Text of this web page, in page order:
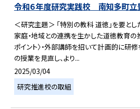
令和６年度研究実践校 南知多町立
＜研究主題＞ 「特別の教科 道徳」を要と
家庭・地域との連携を生かした道徳教育
ポイント〉・外部講師を招いて計画的に研
の授業を見直し、より...
2025/03/04
研究推進校の取組